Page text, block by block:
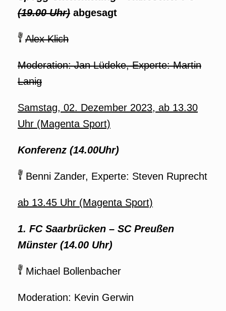
(19.00 Uhr) abgesagt
Alex Klich
Moderation: Jan Lüdeke, Experte: Martin
Lanig
Samstag, 02. Dezember 2023, ab 13.30
Uhr (Magenta Sport)
Konferenz (14.00Uhr)
Benni Zander, Experte: Steven Ruprecht
ab 13.45 Uhr (Magenta Sport)
1. FC Saarbrücken – SC Preußen
Münster (14.00 Uhr)
Michael Bollenbacher
Moderation: Kevin Gerwin